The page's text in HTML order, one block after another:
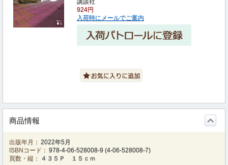
講談社
924円
入荷時にメールでご案内
商品情報
出版年月： 2022年5月
ISBNコード： 978-4-06-528008-9 (4-06-528008-7)
頁数・縦：
４３５Ｐ １５ｃｍ